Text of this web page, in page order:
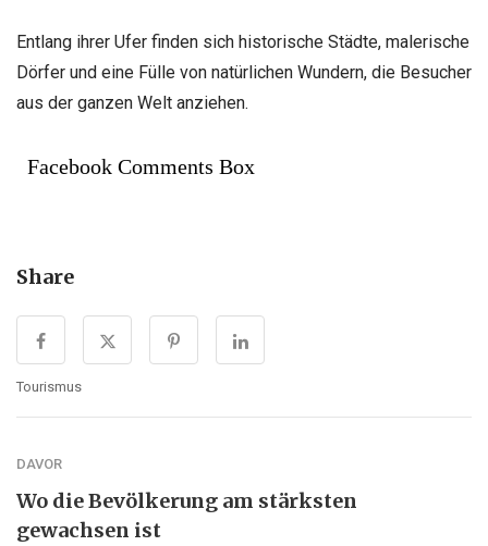
Entlang ihrer Ufer finden sich historische Städte, malerische
Dörfer und eine Fülle von natürlichen Wundern, die Besucher
aus der ganzen Welt anziehen.
Facebook Comments Box
Share
Tourismus
DAVOR
Wo die Bevölkerung am stärksten
gewachsen ist